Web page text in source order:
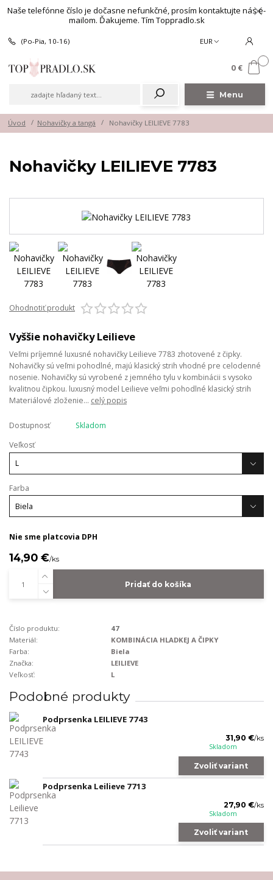
Naše telefónne číslo je dočasne nefunkčné, prosím kontaktujte nás e-
mailom. Ďakujeme. Tím Toppradlo.sk
Menu
EUR
(Po-Pia, 10-16)
0 €
Úvod Nohavičky a tangá Nohavičky LEILIEVE 7783
Nohavičky LEILIEVE 7783
Ohodnotiť produkt
Vyššie nohavičky Leilieve
Veľmi príjemné luxusné nohavičky Leilieve 7783 zhotovené z čipky.
Nohavičky sú veľmi pohodlné, majú klasický strih vhodné pre celodenné
nosenie. Nohavičky sú vyrobené z jemného tylu v kombinácii s vysoko
kvalitnou čipkou. luxusný model Leilieve veľmi pohodlné klasický strih
Materiálové zloženie... celý popis
Dostupnosť
Skladom
Veľkosť
Farba
Nie sme platcovia DPH
14,90 €/ks
Pridať do košíka
Číslo produktu:
47
Materiál:
KOMBINÁCIA HLADKEJ A ČIPKY
Farba:
Biela
Značka:
LEILIEVE
Veľkosť:
L
Podobné produkty
Podprsenka LEILIEVE 7743
31,90 €/ks
Skladom
Zvoliť variant
Podprsenka Leilieve 7713
27,90 €/ks
Skladom
Zvoliť variant